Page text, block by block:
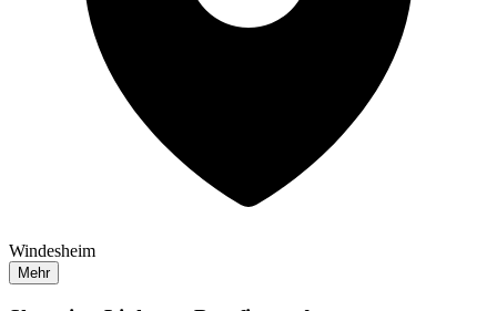
Windesheim
Mehr